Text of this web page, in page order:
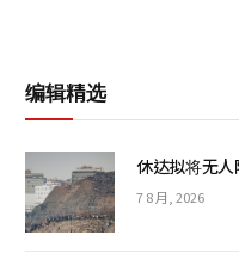
编辑精选
休达拟将无
7 8 月, 2026